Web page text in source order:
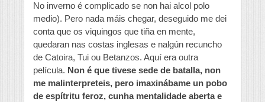
No inverno é complicado se non hai alcol polo
medio). Pero nada máis chegar, deseguido me dei
conta que os viquingos que tiña en mente,
quedaran nas costas inglesas e nalgún recuncho
de Catoira, Tui ou Betanzos. Aquí era outra
película. Non é que tivese sede de batalla, non
me malinterpreteis, pero imaxinábame un pobo
de espítritu feroz, cunha mentalidade aberta e